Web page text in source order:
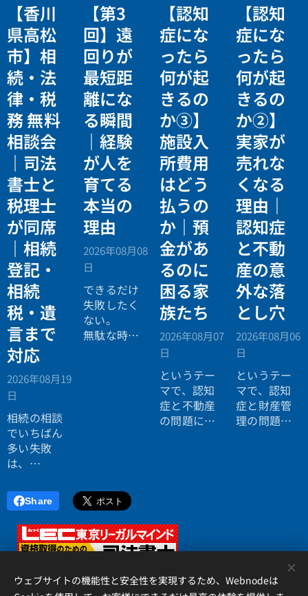
【香川
県高松
市】相
続・法
律・税
務 無料
相談会
｜司法
書士と
税理士
が同席
｜相続
登記・
相続
税・遺
言まで
対応
2026年08月19
日
相続の相談
でいちばん
多い失敗
は、
行ったら登
記の話がで
きず、司法
書士に行っ
たら税金が
い」ことで
【第3
回】遠
回りが
最短距
離にな
る瞬間
｜経験
が人を
育てる
本当の
理由
2026年08月08
日
できるだけ
失敗したく
ない。
無駄な時間
【認知
症にな
ったら
何が起
きるの
か③】
施設入
所費用
はどう
払うの
か｜預
金があ
るのに
困る家
族たち
2026年08月07
日
というテー
マで、認知
症と不動産
の問題につ
【認知
症にな
ったら
何が起
きるの
か②】
実家が
売れな
くなる
理由｜
認知症
と不動
産の意
外な落
とし穴
2026年08月06
日
というテー
マで、認知
症と財産管
理の問題に
Share
ウェブサイトの機能性と安全性を実現するため、Webnodeは